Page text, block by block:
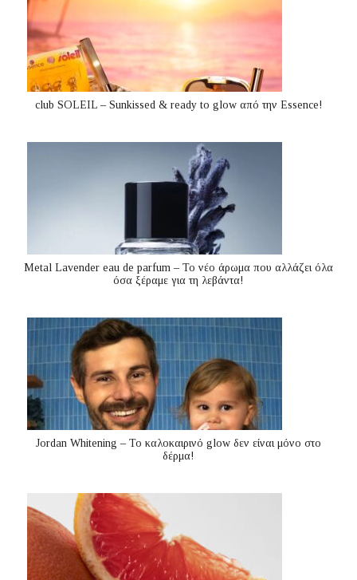
club SOLEIL – Sunkissed & ready to glow από την Essence!
Metal Lavender eau de parfum – Το νέο άρωμα που αλλάζει όλα
όσα ξέραμε για τη λεβάντα!
Jordan Whitening – Το καλοκαιρινό glow δεν είναι μόνο στο
δέρμα!